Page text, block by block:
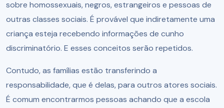
sobre homossexuais, negros, estrangeiros e pessoas de
outras classes sociais. É provável que indiretamente uma
criança esteja recebendo informações de cunho
discriminatório. E esses conceitos serão repetidos.
Contudo, as famílias estão transferindo a
responsabilidade, que é delas, para outros atores sociais.
É comum encontrarmos pessoas achando que a escola